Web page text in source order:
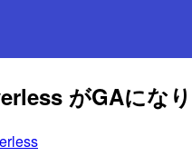
がGAになり